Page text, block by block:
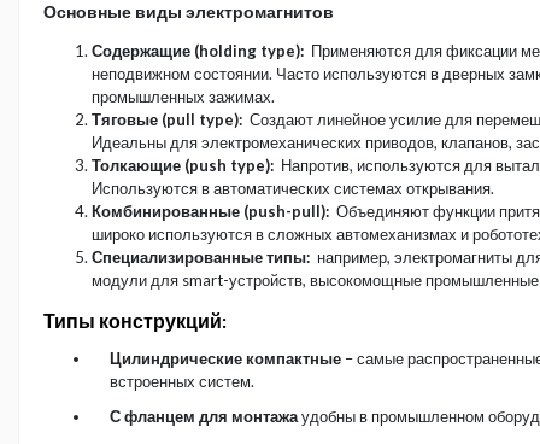
Основные виды электромагнитов
Содержащие (holding type): Применяются для фиксации
неподвижном состоянии. Часто используются в дверных
промышленных зажимах.
Тяговые (pull type): Создают линейное усилие для
Идеальны для электромеханических приводов, клапанов,
Толкающие (push type): Напротив, используются для
Используются в автоматических системах открывания.
Комбинированные (push-pull): Объединяют функции
широко используются в сложных автомеханизмах и
Специализированные типы: например, электромагниты
модули для smart-устройств, высокомощные промышленные
Типы конструкций:
Цилиндрические компактные – самые
встроенных систем.
С фланцем для монтажаудобны в промышленном